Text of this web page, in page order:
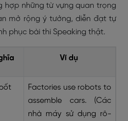
hợp những từ vựng quan trọng
mở rộng ý tưởng, diễn đạt tự
phục bài thi Speaking thật.
Ví dụ
Factories use robots to
assemble cars. (Các
nhà máy sử dụng rô-